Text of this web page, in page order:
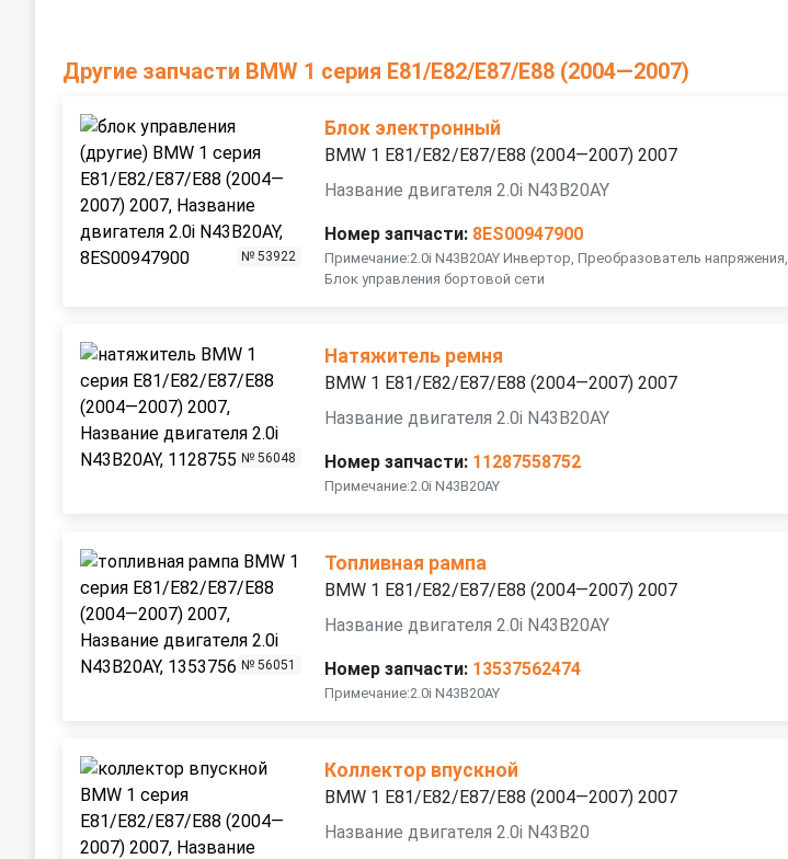
Другие запчасти BMW 1 серия E81/E82/E87/E88 (2004—2007)
№ 53922
Блок электронный
BMW 1 E81/E82/E87/E88 (2004—2007) 2007
Название двигателя 2.0i N43B20AY
Номер запчасти: 8ES00947900
Примечание:2.0i N43B20AY Инвертор, Преобразователь напряжения,
Блок управления бортовой сети
№ 56048
Натяжитель ремня
BMW 1 E81/E82/E87/E88 (2004—2007) 2007
Название двигателя 2.0i N43B20AY
Номер запчасти: 11287558752
Примечание:2.0i N43B20AY
№ 56051
Топливная рампа
BMW 1 E81/E82/E87/E88 (2004—2007) 2007
Название двигателя 2.0i N43B20AY
Номер запчасти: 13537562474
Примечание:2.0i N43B20AY
Коллектор впускной
BMW 1 E81/E82/E87/E88 (2004—2007) 2007
Название двигателя 2.0i N43B20